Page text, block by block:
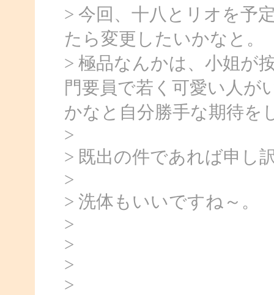
> 今回、十八とリオを予
たら変更したいかなと。
> 極品なんかは、小姐が
門要員で若く可愛い人が
かなと自分勝手な期待を
>
> 既出の件であれば申し
>
> 洗体もいいですね～。
>
>
>
>